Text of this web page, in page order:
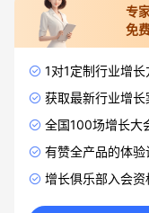
专
免
1对1定制行业增长
获取最新行业增长
全国100场增长大
有赞全产品的体验
增长俱乐部入会资